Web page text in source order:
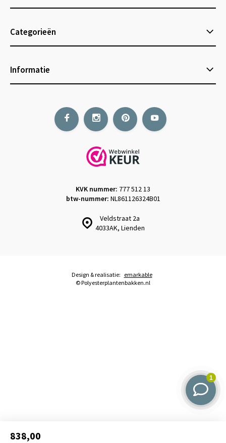
838,00
Categorieën
Informatie
Veldstraat 2a
4033AK, Lienden
KVK nummer: 777 512 13
btw-nummer: NL861126324B01
© Polyesterplantenbakken.nl
Design & realisatie: emarkable